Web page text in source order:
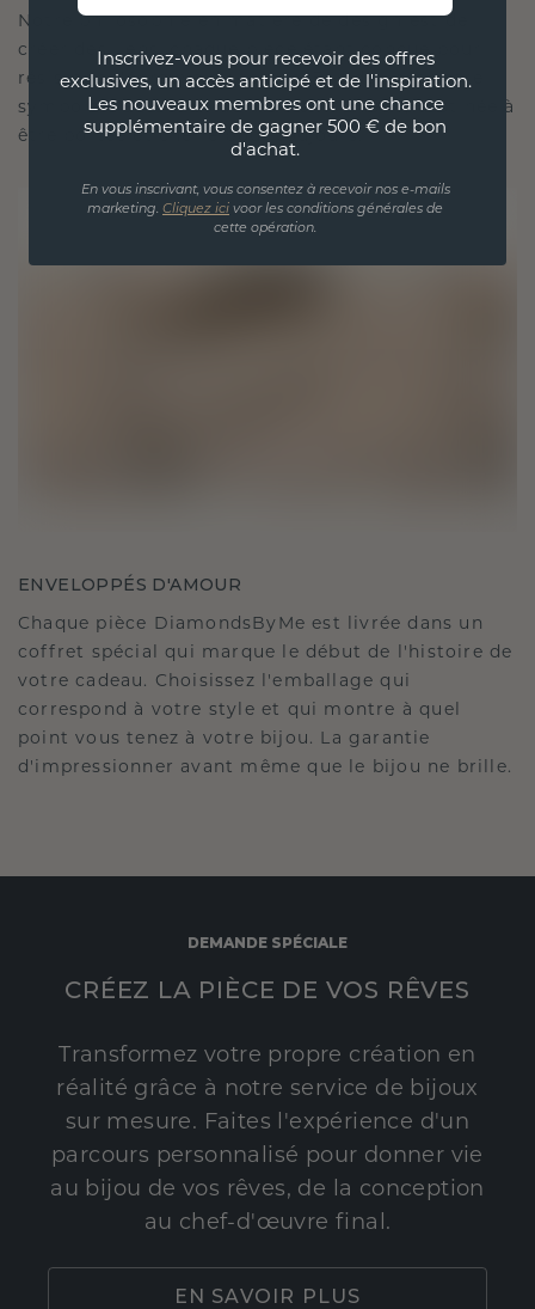
Notre philosophie en matière de design est de
créer des liens, chaque pièce étant conçue pour
résister à l'épreuve du temps. Elle devient votre
symbole d'amour et de moments chéris, destinée à
être portée et chérie pour toujours.
ENVELOPPÉS D'AMOUR
Chaque pièce DiamondsByMe est livrée dans un
coffret spécial qui marque le début de l'histoire de
votre cadeau. Choisissez l'emballage qui
correspond à votre style et qui montre à quel
point vous tenez à votre bijou. La garantie
d'impressionner avant même que le bijou ne brille.
DEMANDE SPÉCIALE
CRÉEZ LA PIÈCE DE VOS RÊVES
Transformez votre propre création en
réalité grâce à notre service de bijoux
sur mesure. Faites l'expérience d'un
parcours personnalisé pour donner vie
au bijou de vos rêves, de la conception
au chef-d'œuvre final.
EN SAVOIR PLUS
Inscrivez-vous pour recevoir des offres
exclusives, un accès anticipé et de l'inspiration.
Les nouveaux membres ont une chance
supplémentaire de gagner 500 € de bon
d'achat.
En vous inscrivant, vous consentez à recevoir nos e-mails
marketing. Cliquez ici voor les conditions générales de
cette opération.